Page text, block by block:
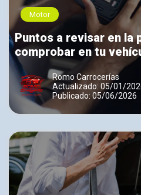
Motor
Puntos a revisar en la
comprobar en tu
inspección
Romo Carrocerías
Actualizado: 05/01/
Publicado: 05/06/2026